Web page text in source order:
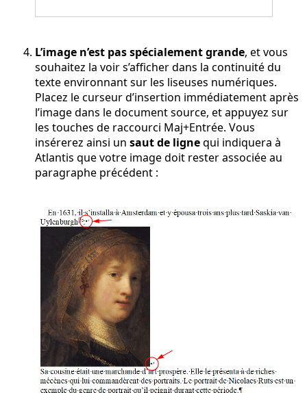
L’image n’est pas spécialement grande, et vous
souhaitez la voir s’afficher dans la continuité du
texte environnant sur les liseuses numériques.
Placez le curseur d’insertion immédiatement après
l’image dans le document source, et appuyez sur
les touches de raccourci Maj+Entrée. Vous
insérerez ainsi unsaut de lignequi indiquera à
Atlantis que votre image doit rester associée au
paragraphe précédent :